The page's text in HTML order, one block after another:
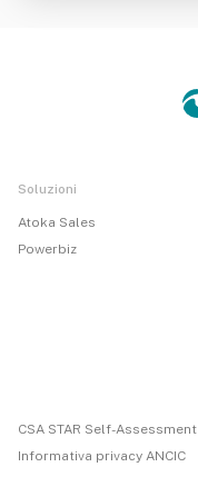
Soluzioni
Atoka Sales
Powerbiz
CSA STAR Self-Assessment
Informativa privacy ANCIC